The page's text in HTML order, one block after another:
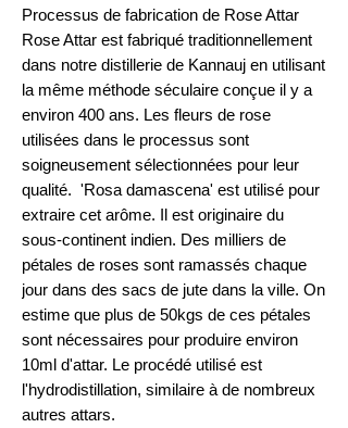
Processus de fabrication de Rose Attar
Rose Attar est fabriqué traditionnellement
dans notre distillerie de Kannauj en utilisant
la même méthode séculaire conçue il y a
environ 400 ans. Les fleurs de rose
utilisées dans le processus sont
soigneusement sélectionnées pour leur
qualité. 'Rosa damascena' est utilisé pour
extraire cet arôme. Il est originaire du
sous-continent indien. Des milliers de
pétales de roses sont ramassés chaque
jour dans des sacs de jute dans la ville. On
estime que plus de 50kgs de ces pétales
sont nécessaires pour produire environ
10ml d'attar. Le procédé utilisé est
l'hydrodistillation, similaire à de nombreux
autres attars.